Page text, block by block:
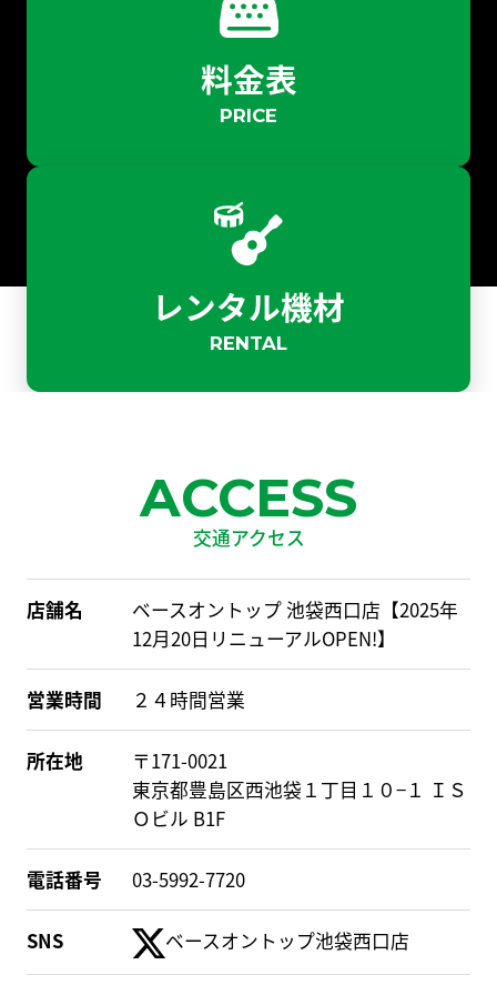
料金表
PRICE
レンタル機材
RENTAL
ACCESS
交通アクセス
店舗名
ベースオントップ 池袋西口店【2025年
12月20日リニューアルOPEN!】
営業時間 ２４時間営業
所在地
〒171-0021
東京都豊島区西池袋１丁目１０−１ ＩＳ
Ｏビル B1F
電話番号 03-5992-7720
SNS ベースオントップ池袋西口店